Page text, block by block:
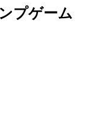
プゲーム